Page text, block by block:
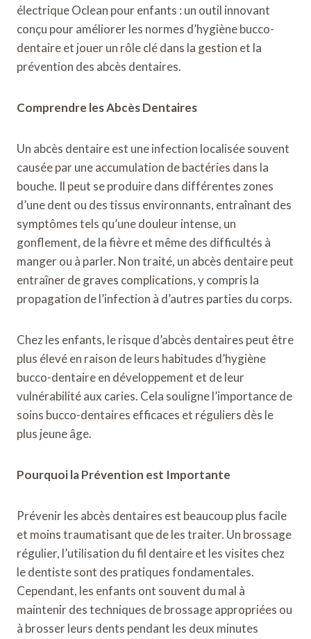
électrique Oclean pour enfants : un outil innovant
conçu pour améliorer les normes d’hygiène bucco-
dentaire et jouer un rôle clé dans la gestion et la
prévention des abcès dentaires.
Comprendre les Abcès Dentaires
Un abcès dentaire est une infection localisée souvent
causée par une accumulation de bactéries dans la
bouche. Il peut se produire dans différentes zones
d’une dent ou des tissus environnants, entraînant des
symptômes tels qu’une douleur intense, un
gonflement, de la fièvre et même des difficultés à
manger ou à parler. Non traité, un abcès dentaire peut
entraîner de graves complications, y compris la
propagation de l’infection à d’autres parties du corps.
Chez les enfants, le risque d’abcès dentaires peut être
plus élevé en raison de leurs habitudes d’hygiène
bucco-dentaire en développement et de leur
vulnérabilité aux caries. Cela souligne l’importance de
soins bucco-dentaires efficaces et réguliers dès le
plus jeune âge.
Pourquoi la Prévention est Importante
Prévenir les abcès dentaires est beaucoup plus facile
et moins traumatisant que de les traiter. Un brossage
régulier, l’utilisation du fil dentaire et les visites chez
le dentiste sont des pratiques fondamentales.
Cependant, les enfants ont souvent du mal à
maintenir des techniques de brossage appropriées ou
à brosser leurs dents pendant les deux minutes